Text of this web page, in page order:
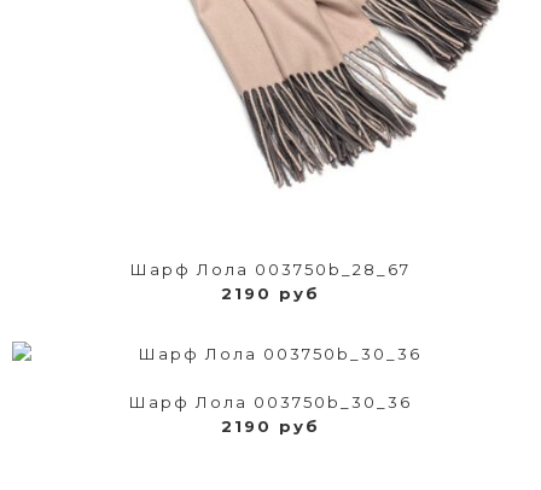
Шарф Лола 003750b_28_67
2190 руб
Шарф Лола 003750b_30_36
2190 руб